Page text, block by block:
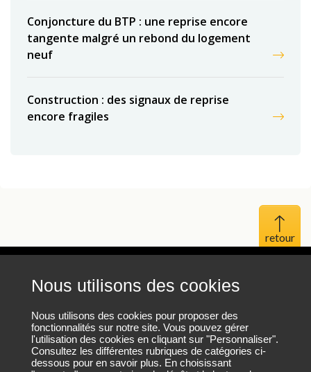
Nous utilisons des cookies
Nous utilisons des cookies pour proposer des
fonctionnalités sur notre site. Vous pouvez gérer
l'utilisation des cookies en cliquant sur "Personnaliser".
Consultez les différentes rubriques de catégories ci-
dessous pour en savoir plus. En choisissant
Conjoncture du BTP : une reprise encore
tangente malgré un rebond du logement
neuf
Construction : des signaux de reprise
encore fragiles
Haut
Mentions légales
Protection des données personnelles
Plan du site